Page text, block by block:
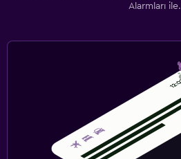
Alarmları ile.